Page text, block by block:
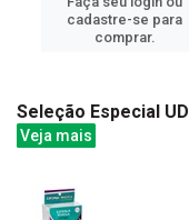
cadastre-se para
comprar.
Seleção Especial UD
Veja mais